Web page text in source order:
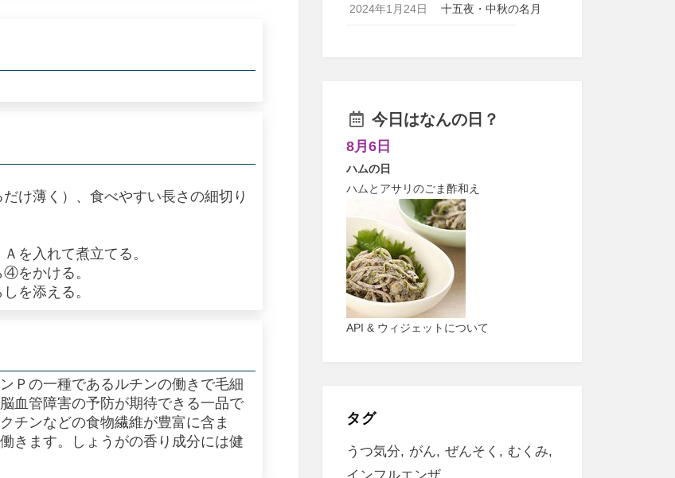
け薄く）、食べやすい長さの細切り
を入れて煮立てる。
をかける。
を添える。
Ｐの一種であるルチンの働きで毛細
血管障害の予防が期待できる一品で
チンなどの食物繊維が豊富に含ま
きます。しょうがの香り成分には健
2024年1月24日 十五夜・中秋の名月
今日はなんの日？
8月6日
ハムの日
ハムとアサリのごま酢和え
API & ウィジェットについて
タグ
うつ気分 がん ぜんそく
むくみ